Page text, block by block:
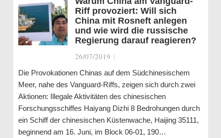
Riff provoziert: Will sich
China mit Rosneft anlegen
und wie wird die russische
Regierung darauf reagieren?
26/07/2019 |
Die Provokationen Chinas auf dem Südchinesischem
Meer, nahe des Vanguard-Riffs, zeigen sich durch zwei
Aktionen: Illegale Aktivitäten des chinesischen
Forschungsschiffes Haiyang Dizhi 8 Bedrohungen durch
ein Schiff der chinesischen Küstenwache, Haijing 35111,
beginnend am 16. Juni, im Block 06-01, 190…